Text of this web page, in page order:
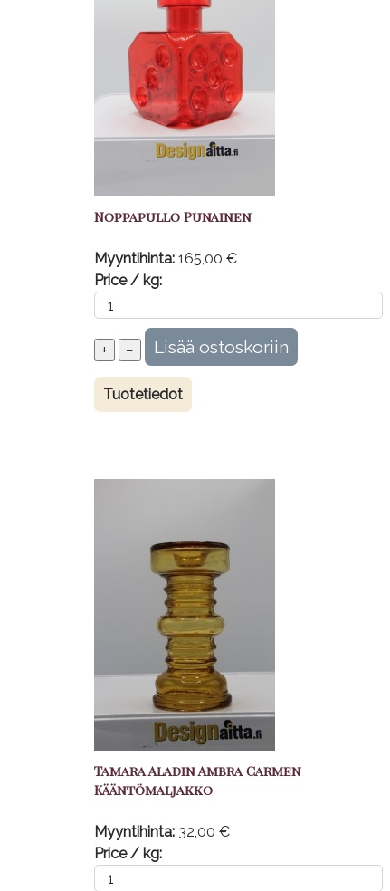
Noppapullo Punainen
Myyntihinta: 165,00 €
Price / kg:
Tuotetiedot
Tamara Aladin Ambra Carmen
Kääntömaljakko
Myyntihinta: 32,00 €
Price / kg: